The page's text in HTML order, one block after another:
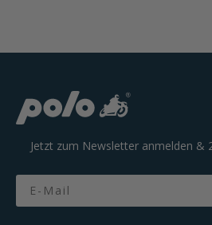
Jetzt zum Newsletter anmelden &
Email